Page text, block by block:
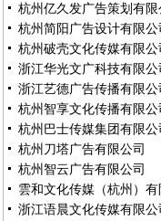
杭州亿久发广告策划有限
杭州简阳广告设计有限公
杭州破壳文化传媒有限公
浙江华光文广科技有限公
浙江艺德广告传播有限公
杭州智享文化传播有限公
杭州巴士传媒集团有限公
杭州刀塔广告有限公司
杭州智云广告有限公司
雲和文化传媒（杭州）有
浙江语晨文化传媒有限公